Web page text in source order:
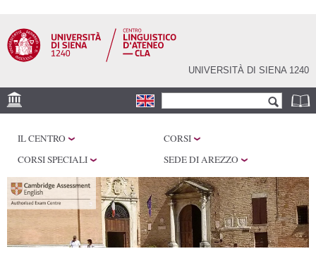
contenuto
principale
UNIVERSITÀ DI SIENA 1240
Form di ricerca
LINGUISTICI
F.A.Q.
IL CENTRO
CORSI
CORSI SPECIALI
SEDE DI AREZZO